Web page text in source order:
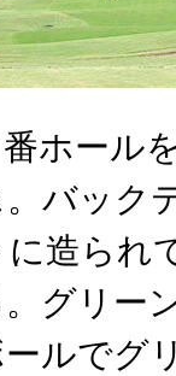
ホール
バック
造られ
グリー
ルでグ